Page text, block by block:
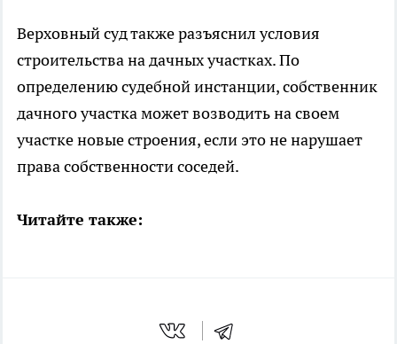
Верховный суд также разъяснил условия
строительства на дачных участках. По
определению судебной инстанции, собственник
дачного участка может возводить на своем
участке новые строения, если это не нарушает
права собственности соседей.
Читайте также: